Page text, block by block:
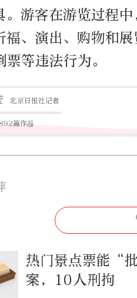
。游客在游览过程
福、演出、购物和
等违法行为。
北京日报社记者
篇作品
热门景点票能“
案，10人刑拘